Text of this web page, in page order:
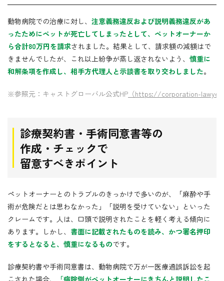
動物病院での治療に対し、 注意義務違反および説明義務違反があ
ったためにペットが死亡してしまったとして、ペットオーナーか
ら合計80万円を請求されました。結果として、請求額の減額はで
きませんでしたが、これ以上紛争が蒸し返されないよう、 慎重に
和解条項を作成し、相手方代理人と示談書を取り交わしました。
※参照元：キャストグローバル公式HP （https://corporation-
診療契約書・手術同意書等の
作成・チェックで
留意すべきポイント
ペットオーナーとのトラブルのきっかけで多いのが、「麻酔や手
術が危険だとは思わなかった」「説明を受けていない」といった
クレームです。人は、口頭で説明されたことを軽く考える傾向に
あります。しかし、 書面に記載されたものを読み、かつ署名押印
をするとなると、慎重になるものです。
診療契約書や手術同意書は、動物病院で万が一医療過誤訴訟を起
こされた場合、
「病院側がペットオーナーにきちんと説明したこ